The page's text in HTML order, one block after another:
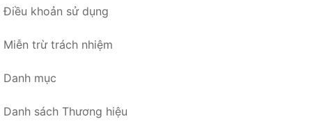
Điều khoản sử dụng
Miễn trừ trách nhiệm
Danh mục
Danh sách Thương hiệu